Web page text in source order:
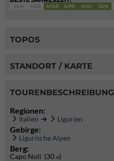
MÄR APR MAI JUN
TOPOS
STANDORT / KARTE
TOURENBESCHREIBUNG
Regionen:
Italien Ligurien
Gebirge:
Ligurische Alpen
Berg:
Capo Noli (30 m)